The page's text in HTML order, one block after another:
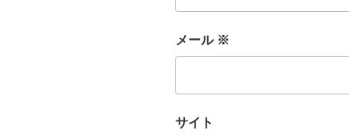
メール ※
サイト